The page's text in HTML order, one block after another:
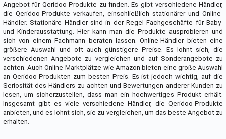
Angebot für Qeridoo-Produkte zu finden. Es gibt verschiedene Händler,
die Qeridoo-Produkte verkaufen, einschließlich stationärer und Online-
Händler. Stationäre Händler sind in der Regel Fachgeschäfte für Baby-
und Kinderausstattung. Hier kann man die Produkte ausprobieren und
sich von einem Fachmann beraten lassen. Online-Händler bieten eine
größere Auswahl und oft auch günstigere Preise. Es lohnt sich, die
verschiedenen Angebote zu vergleichen und auf Sonderangebote zu
achten. Auch Online-Marktplätze wie Amazon bieten eine große Auswahl
an Qeridoo-Produkten zum besten Preis. Es ist jedoch wichtig, auf die
Seriosität des Händlers zu achten und Bewertungen anderer Kunden zu
lesen, um sicherzustellen, dass man ein hochwertiges Produkt erhält.
Insgesamt gibt es viele verschiedene Händler, die Qeridoo-Produkte
anbieten, und es lohnt sich, sie zu vergleichen, um das beste Angebot zu
erhalten.